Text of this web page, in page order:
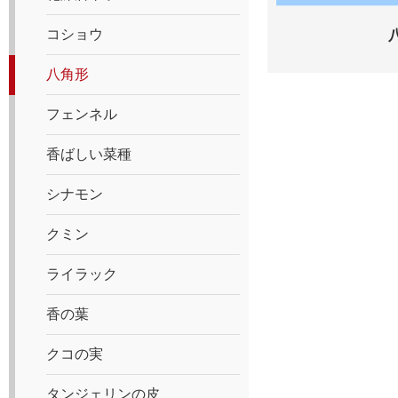
コショウ
八角形
フェンネル
香ばしい菜種
シナモン
クミン
ライラック
香の葉
クコの実
タンジェリンの皮